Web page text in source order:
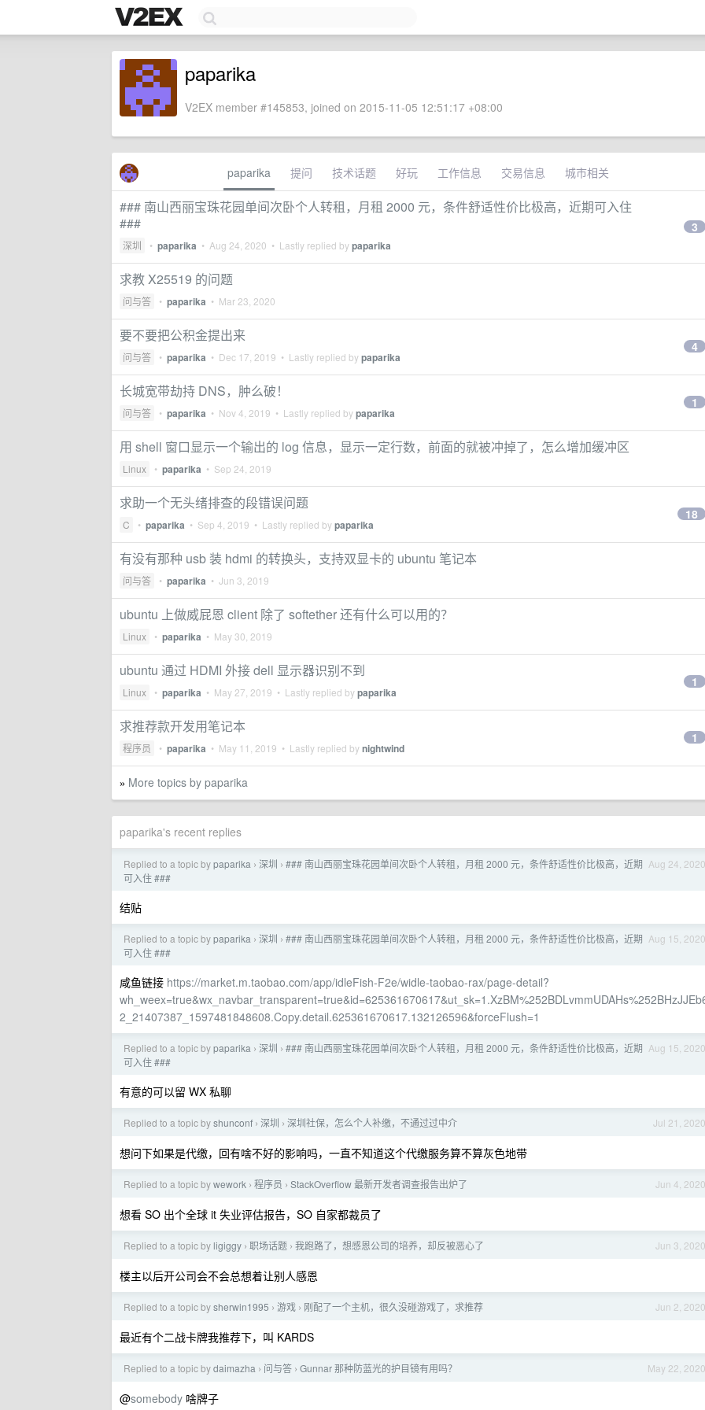
paparika
V2EX member #145853, joined on 2015-11-05 12:51:17 +08:00
paparika 提问 技术话题 好玩 工作信息 交易信息 城市相关
### 南山西丽宝珠花园单间次卧个人转租，月租 2000 元，条件舒适性价比极高，近期可入住
###
深圳 • paparika • Aug 24, 2020 • Lastly replied bypaparika
3
求教 X25519 的问题
问与答 • paparika • Mar 23, 2020
要不要把公积金提出来
问与答 • paparika • Dec 17, 2019 • Lastly replied bypaparika
4
长城宽带劫持 DNS，肿么破！
问与答 • paparika • Nov 4, 2019 • Lastly replied bypaparika
1
用 shell 窗口显示一个输出的 log 信息，显示一定行数，前面的就被冲掉了，怎么增加缓冲区
Linux • paparika • Sep 24, 2019
求助一个无头绪排查的段错误问题
C • paparika • Sep 4, 2019 • Lastly replied bypaparika
18
有没有那种 usb 装 hdmi 的转换头，支持双显卡的 ubuntu 笔记本
问与答 • paparika • Jun 3, 2019
ubuntu 上做威屁恩 client 除了 softether 还有什么可以用的？
Linux • paparika • May 30, 2019
ubuntu 通过 HDMI 外接 dell 显示器识别不到
Linux • paparika • May 27, 2019 • Lastly replied bypaparika
1
求推荐款开发用笔记本
程序员 • paparika • May 11, 2019 • Lastly replied bynightwind
1
» More topics by paparika
paparika's recent replies
Aug 24, 2020
Replied to a topic bypaparika › 深圳 › ### 南山西丽宝珠花园单间次卧个人转租，月租 2000 元，条件舒适性价比极高，近期
可入住 ###
结贴
Aug 15, 2020
Replied to a topic bypaparika › 深圳 › ### 南山西丽宝珠花园单间次卧个人转租，月租 2000 元，条件舒适性价比极高，近期
可入住 ###
咸鱼链接 https://market.m.taobao.com/app/idleFish-F2e/widle-taobao-rax/page-detail?
2_21407387_1597481848608.Copy.detail.625361670617.132126596&forceFlush=1
Aug 15, 2020
Replied to a topic bypaparika › 深圳 › ### 南山西丽宝珠花园单间次卧个人转租，月租 2000 元，条件舒适性价比极高，近期
可入住 ###
有意的可以留 WX 私聊
Jul 21, 2020
Replied to a topic byshunconf › 深圳 › 深圳社保，怎么个人补缴，不通过过中介
想问下如果是代缴，回有啥不好的影响吗，一直不知道这个代缴服务算不算灰色地带
Jun 4, 2020
Replied to a topic bywework › 程序员 › StackOverflow 最新开发者调查报告出炉了
想看 SO 出个全球 it 失业评估报告，SO 自家都裁员了
Jun 3, 2020
Replied to a topic by ligiggy › 职场话题 › 我跑路了，想感恩公司的培养，却反被恶心了
楼主以后开公司会不会总想着让别人感恩
Jun 2, 2020
Replied to a topic bysherwin1995 › 游戏 › 刚配了一个主机，很久没碰游戏了，求推荐
最近有个二战卡牌我推荐下，叫 KARDS
May 22, 2020
Replied to a topic bydaimazha › 问与答 › Gunnar 那种防蓝光的护目镜有用吗？
@somebody 啥牌子